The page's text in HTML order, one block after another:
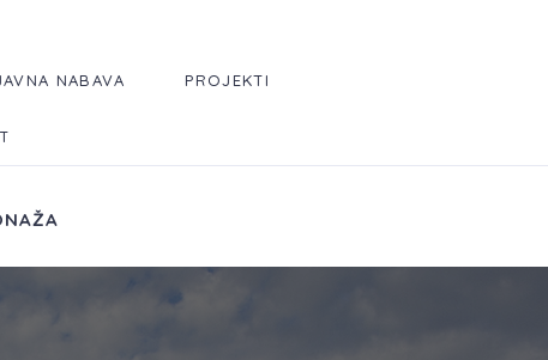
NABAVA PROJEKTI